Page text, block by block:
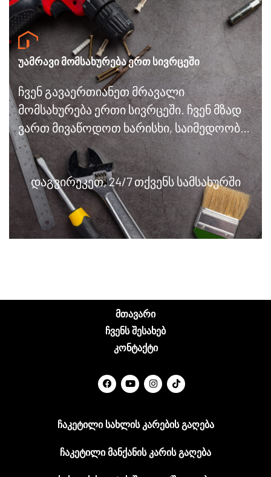
უამრავი მომსახურება ერთ სივრცეში
ჩვენ გავაერთიანეთ მრავალი
მომსახურება ერთი სივრცეში. ჩვენ მზად
ვართ მივაწოდოთ ხარისხი, საიმედოობა
და ეფექტურობა.
დაგვირეკეთ, 24/7 თქვენს სამსახურში
მთავარი
ჩვენს შესახებ
კონტაქტი
ჩაკეტილი სახლის კარების გაღება
ჩაკეტილი მანქანის კარის გაღება